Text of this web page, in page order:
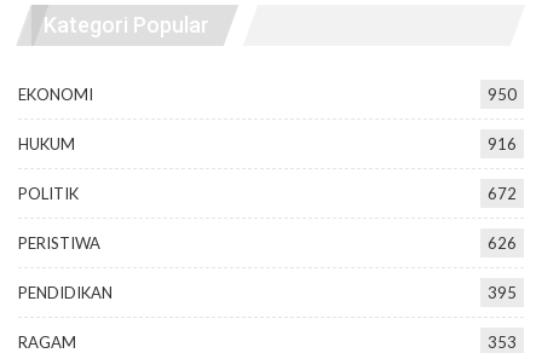
Kategori Popular
EKONOMI 950
HUKUM 916
POLITIK 672
PERISTIWA 626
PENDIDIKAN 395
RAGAM 353